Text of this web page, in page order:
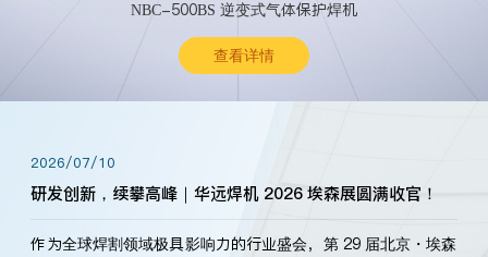
NBC-500BS 逆变式气体保护焊机
查看详情
2026/07/10
研发创新，续攀高峰｜华远焊机 2026 埃森展圆满收官！
作为全球焊割领域极具影响力的行业盛会，第 29 届北京・埃森